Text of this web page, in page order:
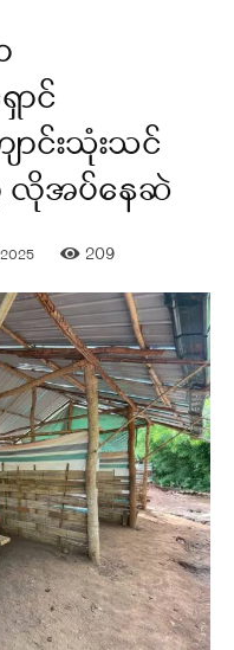
င်
ာင်းသုံးသင်
လိုအပ်နေဆဲ
209